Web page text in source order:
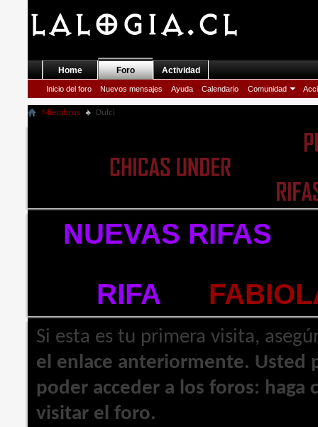
Home Foro
Inicio del foro Nuevos mensajes Ayuda Calendario Comunidad
Actividad
Miembros Dulci
NUEVAS RIFAS
RIFA
Si esta es tu primera visita,
el enlace anteriormente. Usted
poder acceder a los foros: haga
visitar el foro.